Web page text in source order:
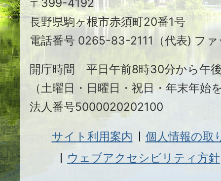
ヶ
根
市
〒399-4192
長野県駒ヶ根市赤須町20番1号
電話番号 0265-83-2111（代表) フ
開庁時間 平日午前8時30分から午
（土曜日・日曜日・祝日・年末年始
法人番号5000020202100
サイト利用案内
個人情報の取
ウェブアクセシビリティ方針